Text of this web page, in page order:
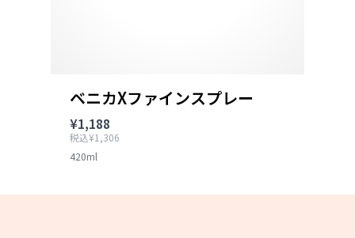
ベニカXファインスプレー
¥1,188
税込¥1,306
420ml